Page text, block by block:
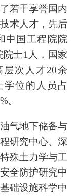
若干享誉国内
术人才，先后
中国工程院院
院士1人，国家
次人才20余
学位的人员占
。
气地下储备与
研究中心、深
殊土力学与工
全防护研究中
础设施科学中